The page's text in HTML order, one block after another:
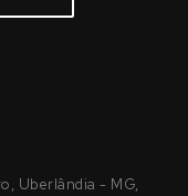
Uberlândia - MG,